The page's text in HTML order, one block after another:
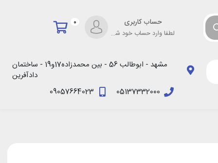
حساب کاربری
لطفا وارد حساب خود شوید!
0
مشهد - ابوطالب 56 - بین محمدزاده17و19 - ساختمان
دادآفرین
05137332000
09057664023